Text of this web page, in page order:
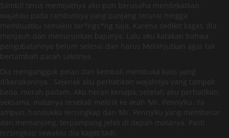
Sambil terus memijatnya aku pun berusaha mendekatkan
wajahku pada rambutnya yang panjang terurai hingga
membuatku semakin ter*ngs*ng saja. Karena sedikit kaget, dia
menjauh dan menurunkan bajunya. Lalu aku katakan bahwa
pengobatannya belum selesai dan harus Melanjutkan agar tak
bertambah parah sakitnya.
Dia mengangguk pelan dan kembali membuka kaos yang
dikenakannya . Sejenak aku perhatikan wajahnya yang tampak
beda, merah padam. Aku heran kenapa, setelah aku perhatikan
seksama, matanya sesekali melirik ke arah ‘Mr. Penny’ku. Ya
ampun, handukku tersingkap dan ‘Mr. Penny’ku yang membesar
dan memanjang, terpampang jelas di depan matanya. Pasti
tersingkap sewaktu dia kaget tadi.